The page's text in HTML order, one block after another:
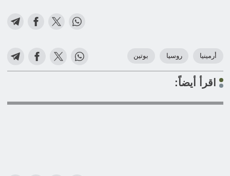
أرمينيا روسيا بوتين
اقرأ أيضاً: